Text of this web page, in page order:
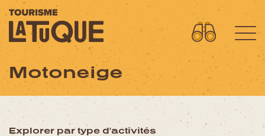
Menu
L'aventure commence ici
OÙ DORMIR?
Motoneige
Explorer par type d’activités